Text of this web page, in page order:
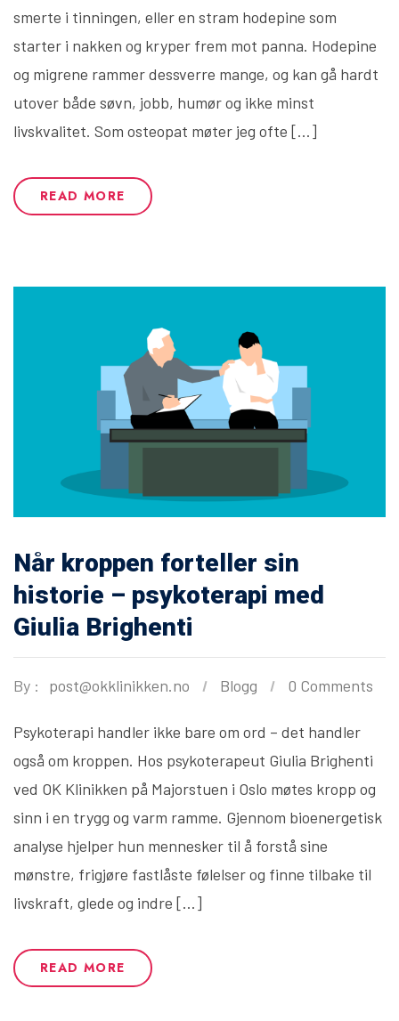
smerte i tinningen, eller en stram hodepine som
starter i nakken og kryper frem mot panna. Hodepine
og migrene rammer dessverre mange, og kan gå hardt
utover både søvn, jobb, humør og ikke minst
livskvalitet. Som osteopat møter jeg ofte […]
READ MORE
Når kroppen forteller sin
historie – psykoterapi med
Giulia Brighenti
By : post@okklinikken.no Blogg 0 Comments
Psykoterapi handler ikke bare om ord – det handler
også om kroppen. Hos psykoterapeut Giulia Brighenti
ved OK Klinikken på Majorstuen i Oslo møtes kropp og
sinn i en trygg og varm ramme. Gjennom bioenergetisk
analyse hjelper hun mennesker til å forstå sine
mønstre, frigjøre fastlåste følelser og finne tilbake til
livskraft, glede og indre […]
READ MORE